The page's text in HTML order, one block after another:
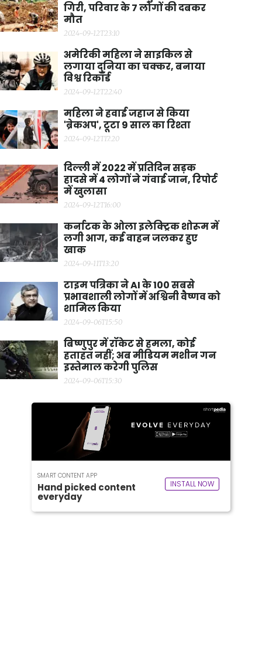
गिरी, परिवार के 7 लोगों की दबकर
मौत
2024-09-12T23:10
अमेरिकी महिला ने साइकिल से
लगाया दुनिया का चक्कर, बनाया
विश्व रिकॉर्ड
2024-09-12T22:40
महिला ने हवाई जहाज से किया
'ब्रेकअप', टूटा 9 साल का रिश्ता
2024-09-12T17:20
दिल्ली में 2022 में प्रतिदिन सड़क
हादसे में 4 लोगों ने गंवाई जान, रिपोर्ट
में खुलासा
2024-09-12T16:00
कर्नाटक के ओला इलेक्ट्रिक शोरूम में
लगी आग, कई वाहन जलकर हुए
खाक
2024-09-11T13:20
टाइम पत्रिका ने AI के 100 सबसे
प्रभावशाली लोगों में अश्विनी वैष्णव को
शामिल किया
2024-09-06T15:50
बिष्णुपुर में रॉकेट से हमला, कोई
हताहत नहीं; अब मीडियम मशीन गन
इस्तेमाल करेगी पुलिस
2024-09-06T15:30
SMART CONTENT APP
Hand picked content
everyday
INSTALL NOW